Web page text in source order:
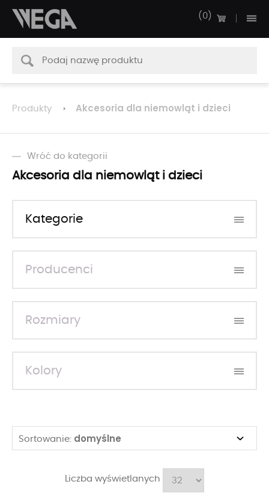
0
Produkty Akcesoria dla niemowląt i dzieci
Wróć do kategorii
Akcesoria dla niemowląt i dzieci
Kategorie
Producenci
Rozmiary
Kolory
Sortowanie: domyślne
Liczba wyświetlanych